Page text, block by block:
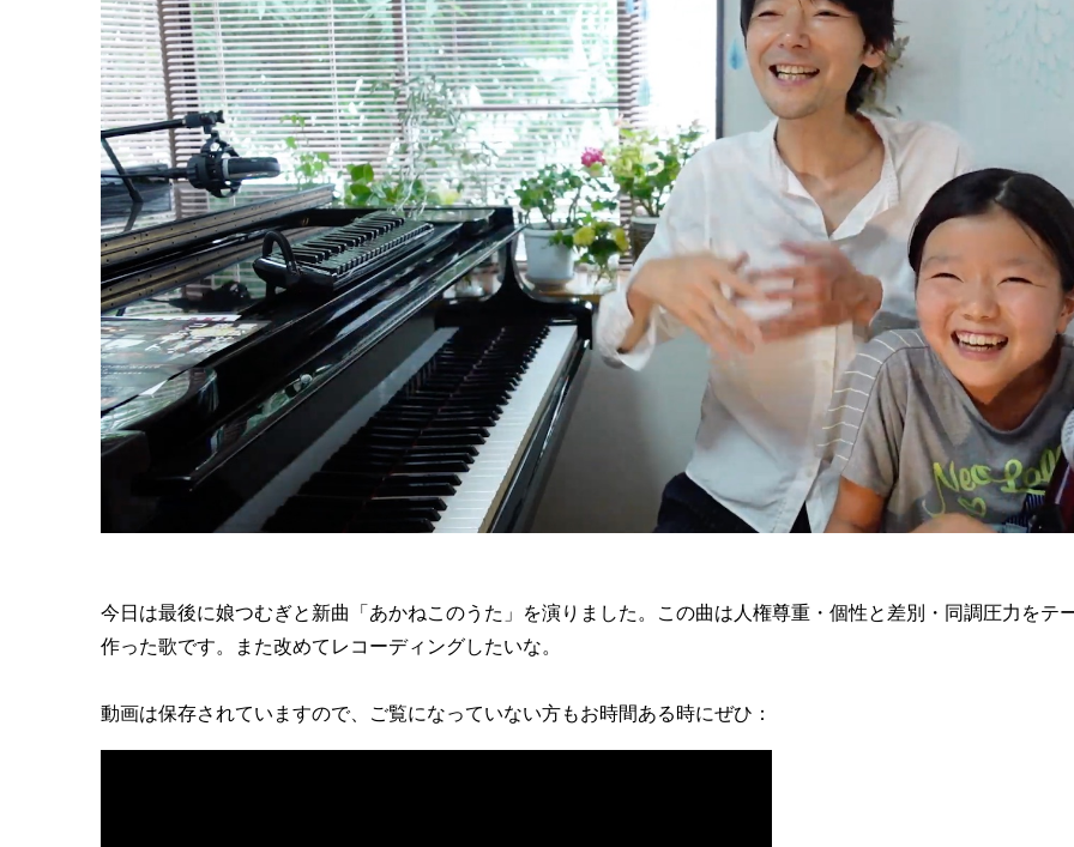
今日は最後に娘つむぎと新曲「あかねこのうた」を演りました。この曲は人権尊重・個性と差別・同調圧力をテ
作った歌です。また改めてレコーディングしたいな。
動画は保存されていますので、ご覧になっていない方もお時間ある時にぜひ：